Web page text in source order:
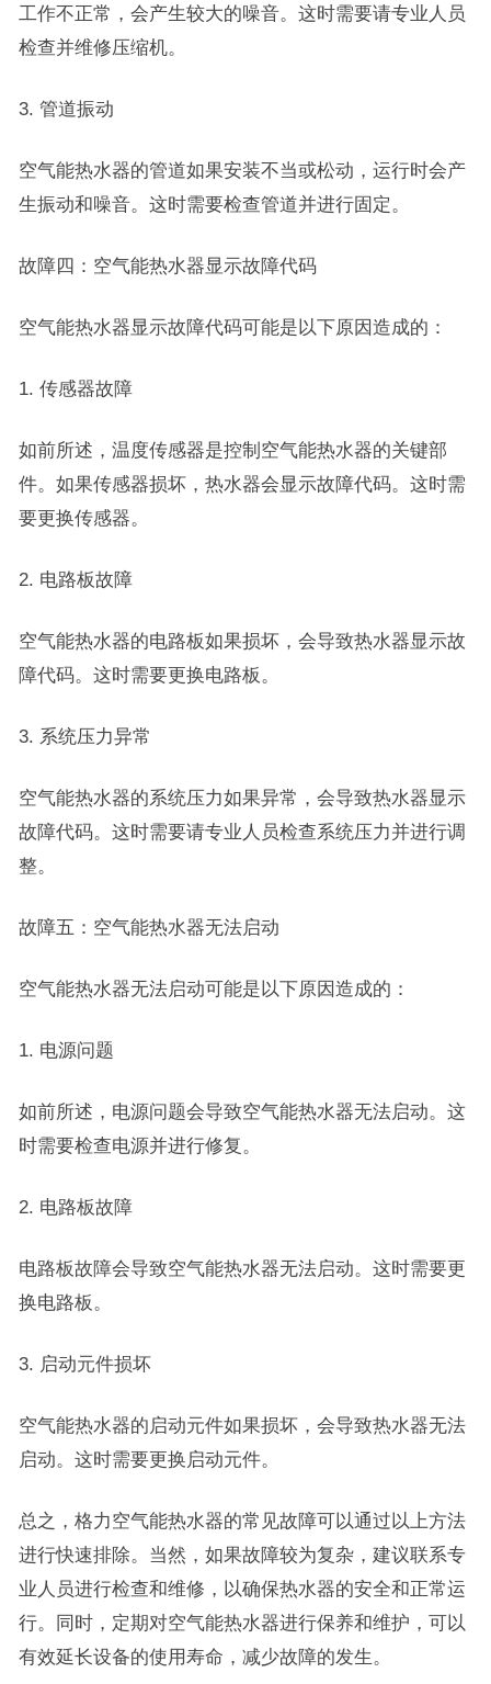
工作不正常，会产生较大的噪音。这时需要请专业人员
检查并维修压缩机。
3. 管道振动
空气能热水器的管道如果安装不当或松动，运行时会产
生振动和噪音。这时需要检查管道并进行固定。
故障四：空气能热水器显示故障代码
空气能热水器显示故障代码可能是以下原因造成的：
1. 传感器故障
如前所述，温度传感器是控制空气能热水器的关键部
件。如果传感器损坏，热水器会显示故障代码。这时需
要更换传感器。
2. 电路板故障
空气能热水器的电路板如果损坏，会导致热水器显示故
障代码。这时需要更换电路板。
3. 系统压力异常
空气能热水器的系统压力如果异常，会导致热水器显示
故障代码。这时需要请专业人员检查系统压力并进行调
整。
故障五：空气能热水器无法启动
空气能热水器无法启动可能是以下原因造成的：
1. 电源问题
如前所述，电源问题会导致空气能热水器无法启动。这
时需要检查电源并进行修复。
2. 电路板故障
电路板故障会导致空气能热水器无法启动。这时需要更
换电路板。
3. 启动元件损坏
空气能热水器的启动元件如果损坏，会导致热水器无法
启动。这时需要更换启动元件。
总之，格力空气能热水器的常见故障可以通过以上方法
进行快速排除。当然，如果故障较为复杂，建议联系专
业人员进行检查和维修，以确保热水器的安全和正常运
行。同时，定期对空气能热水器进行保养和维护，可以
有效延长设备的使用寿命，减少故障的发生。